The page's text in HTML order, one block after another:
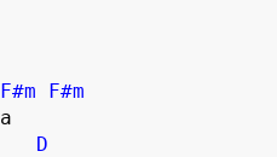
F#m
F#m
D